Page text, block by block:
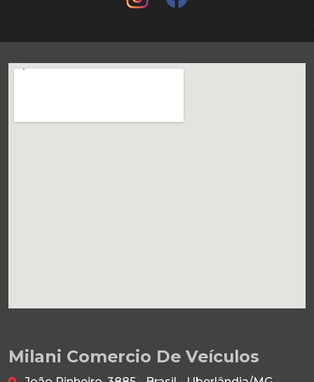
Milani Comercio De Veículos